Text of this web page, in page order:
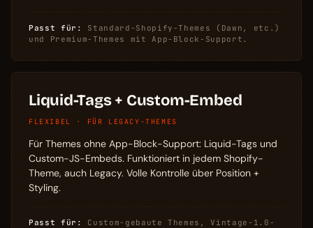
Passt für:
Standard-Shopify-Themes (Dawn, etc.)
und Premium-Themes mit App-Block-Support.
Liquid-Tags + Custom-Embed
FLEXIBEL · FÜR LEGACY-THEMES
Für Themes ohne App-Block-Support: Liquid-Tags und
Custom-JS-Embeds. Funktioniert in jedem Shopify-
Theme, auch Legacy. Volle Kontrolle über Position +
Styling.
Passt für:
Custom-gebaute Themes, Vintage-1.0-